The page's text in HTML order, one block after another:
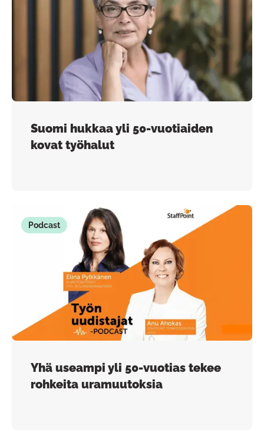
Suomi hukkaa yli 50-vuotiaiden
kovat työhalut
Podcast
Yhä useampi yli 50-vuotias tekee
rohkeita uramuutoksia